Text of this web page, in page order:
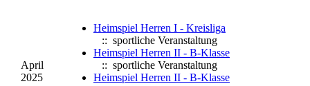
April
2025
Heimspiel Herren I - Kreisliga
:: sportliche Veranstaltung
Heimspiel Herren II - B-Klasse
:: sportliche Veranstaltung
Heimspiel Herren II - B-Klasse